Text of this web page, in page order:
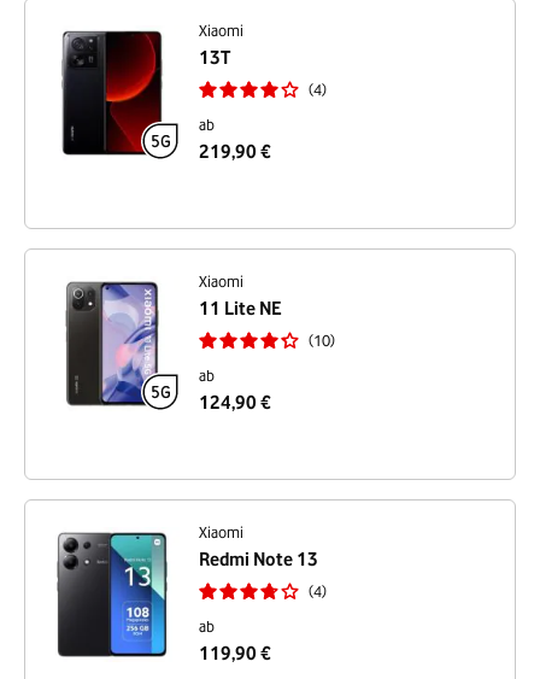
Xiaomi
13T
4
ab
219,90 €
Xiaomi
11 Lite NE
10
ab
124,90 €
Xiaomi
Redmi Note 13
4
ab
119,90 €